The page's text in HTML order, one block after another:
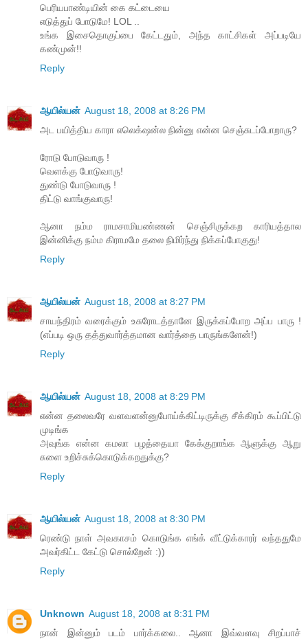
பெரியபாண்டியின் கை கட்டையை
எடுத்துப் போடுமே! LOL ..
உங்க இசைதொகுப்பை கேட்டதும், அந்த காட்சிகள் அப்படியே
கண்முன்!!
Reply
ஆயில்யன் August 18, 2008 at 8:26 PM
அட பயித்திய காரா எலெக்‌ஷன்ல நின்னு என்ன செஞ்சுடப்போறாரு?
ரோடு போடுவாரு !
வெளக்கு போடுவாரு!
துண்டு போடுவாரு !
திட்டு வாங்குவாரு!
ஆனா நம்ம ராமசாமியண்ணன் செஞ்சிருக்கற காரியத்தால
இன்னிக்கு நம்ம கிராமமே தலை நிமிர்ந்து நிக்கப்போகுது!
Reply
ஆயில்யன் August 18, 2008 at 8:27 PM
சாயந்திரம் வரைக்கும் உசுரோடத்தானே இருக்கப்போற அப்ப பாரு !
(எப்படி ஒரு தத்துவார்த்தமான வார்த்தை பாருங்களேன்!)
Reply
ஆயில்யன் August 18, 2008 at 8:29 PM
என்ன தலைவரே வளவளன்னுபோய்க்கிட்டிருக்கு சீக்கிரம் கூப்பிட்டு
முடிங்க
அவுங்க என்ன கமலா பழத்தையா கேக்குறாங்க ஆளுக்கு ஆறு
சுளை உறிச்சுக்கொடுக்கறதுக்கு?
Reply
ஆயில்யன் August 18, 2008 at 8:30 PM
ரெண்டு நாள் அவகாசம் கொடுங்க எங்க் வீட்டுக்காரர் வந்ததுமே
அவர்கிட்ட கேட்டு சொல்றேன் :))
Reply
Unknown August 18, 2008 at 8:31 PM
நான் இன்னும் படம் பார்க்கலை.. ஆனா இவ்வளவு சிறப்பாச்